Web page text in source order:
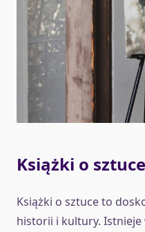
Książki o sztuce
Książki o sztuce to
historii i kultury. Istnieje